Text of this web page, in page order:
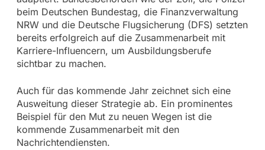
beim Deutschen Bundestag, die Finanzverwaltung
NRW und die Deutsche Flugsicherung (DFS) setzten
bereits erfolgreich auf die Zusammenarbeit mit
Karriere-Influencern, um Ausbildungsberufe
sichtbar zu machen.
Auch für das kommende Jahr zeichnet sich eine
Ausweitung dieser Strategie ab. Ein prominentes
Beispiel für den Mut zu neuen Wegen ist die
kommende Zusammenarbeit mit den
Nachrichtendiensten.